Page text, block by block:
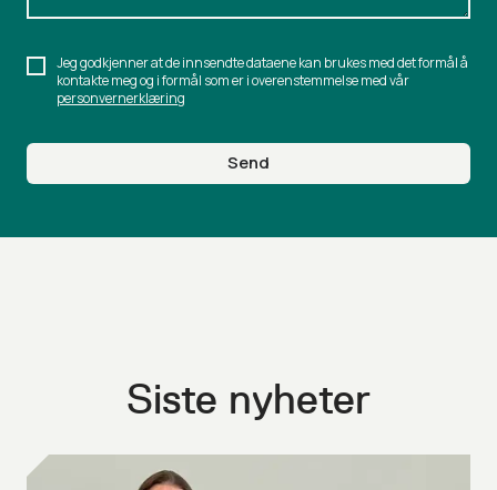
Jeg godkjenner at de innsendte dataene kan brukes med det formål å
kontakte meg og i formål som er i overenstemmelse med vår
personvernerklæring
Send
Siste nyheter